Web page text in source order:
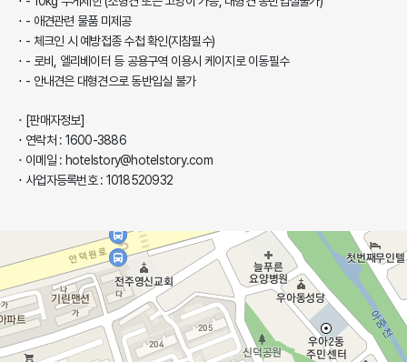
- 애견관련 물품 미제공
- 체크인 시 예방접종 수첩 확인(지참필수)
- 로비, 엘리베이터 등 공용구역 이용시 케이지로 이동필수
- 안내견은 대형견으로 동반입실 불가
[판매자정보]
연락처 : 1600-3886
이메일 : hotelstory@hotelstory.com
사업자등록번호 : 1018520932